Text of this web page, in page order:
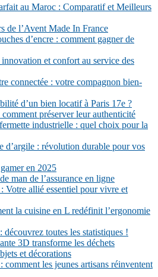
au Maroc : Comparatif et Meilleurs
de l’Avent Made In France
d’encre : comment gagner de
et confort au service des
connectée : votre compagnon bien-
d’un bien locatif à Paris 17e ?
préserver leur authenticité
industrielle : quel choix pour la
d’argile : révolution durable pour vos
en 2025
man de l’assurance en ligne
Votre allié essentiel pour vivre et
la cuisine en L redéfinit l’ergonomie
toutes les statistiques !
3D transforme les déchets
et décorations
comment les jeunes artisans réinventent